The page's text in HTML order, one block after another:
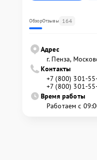
ОбзорОтзывы 164
Адрес
г. Пенза,
Контакты
+7 (800) 301-
+7 (800) 301-
Время работы
Работаем с